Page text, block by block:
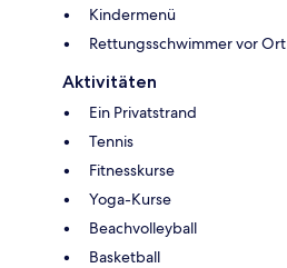
Kindermenü
Rettungsschwimmer vor Ort
Aktivitäten
Ein Privatstrand
Tennis
Fitnesskurse
Yoga-Kurse
Beachvolleyball
Basketball